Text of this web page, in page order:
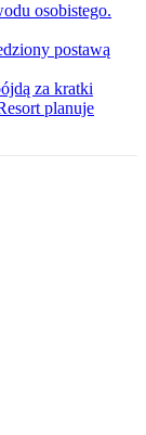
osobistego.
postawą
za kratki
planuje